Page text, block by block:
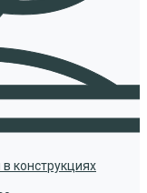
конструкциях